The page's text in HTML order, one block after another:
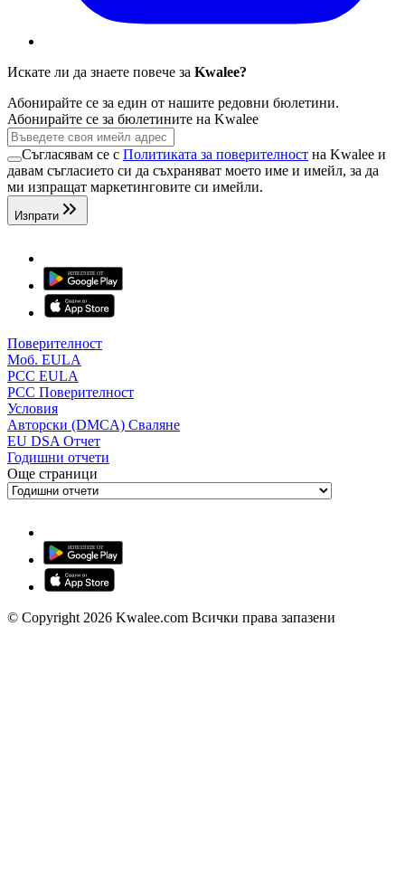
Искате ли да знаете повече за Kwalee?
Абонирайте се за един от нашите редовни бюлетини.
Абонирайте се за бюлетините на Kwalee
Съгласявам се с Политиката за поверителност на Kwalee и
давам съгласието си да съхраняват моето име и имейл, за да
ми изпращат маркетинговите си имейли.
Изпрати
Поверителност
Моб. EULA
PCC EULA
PCC Поверителност
Условия
Авторски (DMCA) Сваляне
EU DSA Отчет
Годишни отчети
Още страници
© Copyright 2026 Kwalee.com Всички права запазени